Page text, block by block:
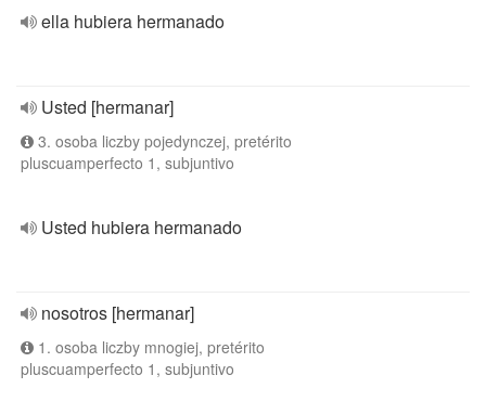
ella hubiera hermanado
Usted [hermanar]
3. osoba liczby pojedynczej, pretérito
pluscuamperfecto 1, subjuntivo
Usted hubiera hermanado
nosotros [hermanar]
1. osoba liczby mnogiej, pretérito
pluscuamperfecto 1, subjuntivo